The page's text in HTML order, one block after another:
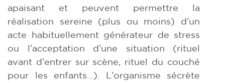
apaisant et peuvent permettre la
réalisation sereine (plus ou moins) d’un
acte habituellement générateur de stress
ou l’acceptation d’une situation (rituel
avant d’entrer sur scène, rituel du couché
pour les enfants…). L’organisme sécrète